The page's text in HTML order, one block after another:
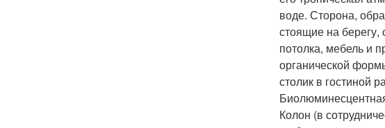
воде. Сторона,
стоящие на
потолка, мебель и
органической
столик в гостиной
Колон (в